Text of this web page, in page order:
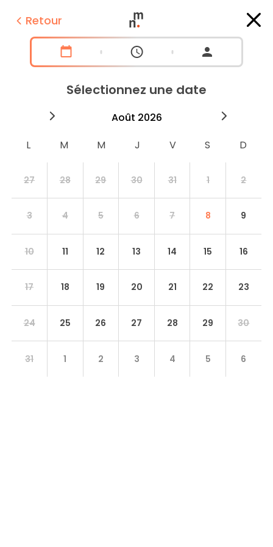
Retour
Sélectionnez une date
août 2026
27 28 29 30 31 1 2
3 4 5 6 7 8 9
10 11 12 13 14 15 16
17 18 19 20 21 22 23
24 25 26 27 28 29 30
31 1 2 3 4 5 6